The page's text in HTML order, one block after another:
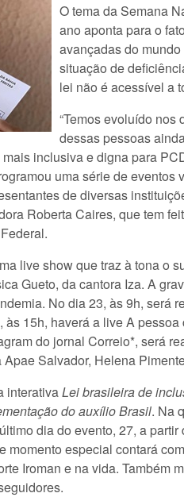
O tema da Semana
ano aponta para o
avançadas do
situação de
lei não é acessível a
“Temos evoluído
dessas pessoas
inclusiva e digna para
uma série de
de diversas
Roberta Caires, que tem
live show que traz à tona o
Gueto, da cantora Iza. A
No dia 23, às 9h, será
às 15h, haverá a live A
do jornal Correio*, será
Salvador, Helena
interativaLei brasileira de
do auxílio Brasil. Na
dia do evento, 27, a
especial contará
Iroman e na vida. Também